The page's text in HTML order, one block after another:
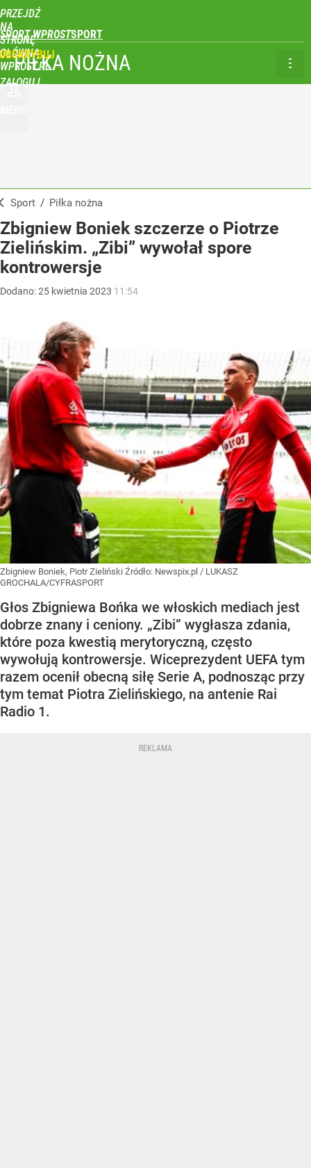
PRZEJDŹ
NA
STRONĘ
GŁÓWNĄ
WPROST.PL
SPORT WPROST
ZALOGUJ
PIŁKA NOŻNA
Sport / Piłka nożna
Zbigniew Boniek szczerze o Piotrze
Zielińskim. „Zibi” wywołał spore
kontrowersje
Dodano:25 kwietnia 2023 11:54
Zbigniew Boniek, Piotr Zieliński Źródło: Newspix.pl / LUKASZ
GROCHALA/CYFRASPORT
Głos Zbigniewa Bońka we włoskich mediach jest
dobrze znany i ceniony. „Zibi” wygłasza zdania,
które poza kwestią merytoryczną, często
wywołują kontrowersje. Wiceprezydent UEFA tym
razem ocenił obecną siłę Serie A, podnosząc przy
tym temat Piotra Zielińskiego, na antenie Rai
Radio 1.